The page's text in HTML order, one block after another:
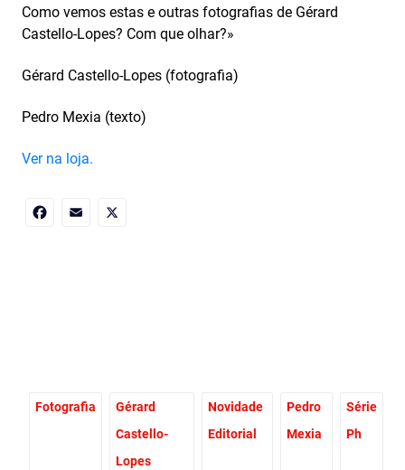
Como vemos estas e outras fotografias de Gérard
Castello‑Lopes? Com que olhar?»
Gérard Castello-Lopes (fotografia)
Pedro Mexia (texto)
Ver na loja.
Fotografia
Gérard
Castello-
Lopes
Novidade
Editorial
Pedro
Mexia
Série
Ph